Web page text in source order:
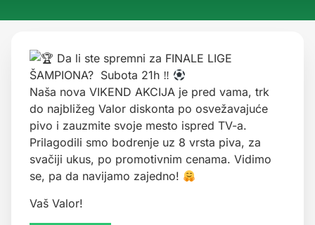
Da li ste spremni za FINALE LIGE
ŠAMPIONA? Subota 21h ‼
Naša nova VIKEND AKCIJA je pred vama, trk
do najbližeg Valor diskonta po osvežavajuće
pivo i zauzmite svoje mesto ispred TV-a.
Prilagodili smo bodrenje uz 8 vrsta piva, za
svačiji ukus, po promotivnim cenama. Vidimo
se, pa da navijamo zajedno!
Vaš Valor!